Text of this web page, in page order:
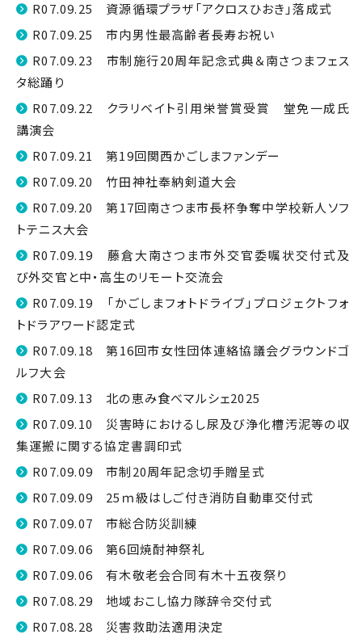
R07.09.25 資源循環プラザ「アクロスひおき」落成式
R07.09.25 市内男性最高齢者長寿お祝い
R07.09.23 市制施行20周年記念式典＆南さつまフェス
タ総踊り
R07.09.22 クラリベイト引用栄誉賞受賞 堂免一成氏
講演会
R07.09.21 第19回関西かごしまファンデー
R07.09.20 竹田神社奉納剣道大会
R07.09.20 第17回南さつま市長杯争奪中学校新人ソフ
トテニス大会
R07.09.19 藤倉大南さつま市外交官委嘱状交付式及
び外交官と中・高生のリモート交流会
R07.09.19 「かごしまフォトドライブ」プロジェクトフォ
トドラアワード認定式
R07.09.18 第16回市女性団体連絡協議会グラウンドゴ
ルフ大会
R07.09.13 北の恵み食べマルシェ2025
R07.09.10 災害時におけるし尿及び浄化槽汚泥等の収
集運搬に関する協定書調印式
R07.09.09 市制20周年記念切手贈呈式
R07.09.09 25ｍ級はしご付き消防自動車交付式
R07.09.07 市総合防災訓練
R07.09.06 第6回焼酎神祭礼
R07.09.06 有木敬老会合同有木十五夜祭り
R07.08.29 地域おこし協力隊辞令交付式
R07.08.28 災害救助法適用決定